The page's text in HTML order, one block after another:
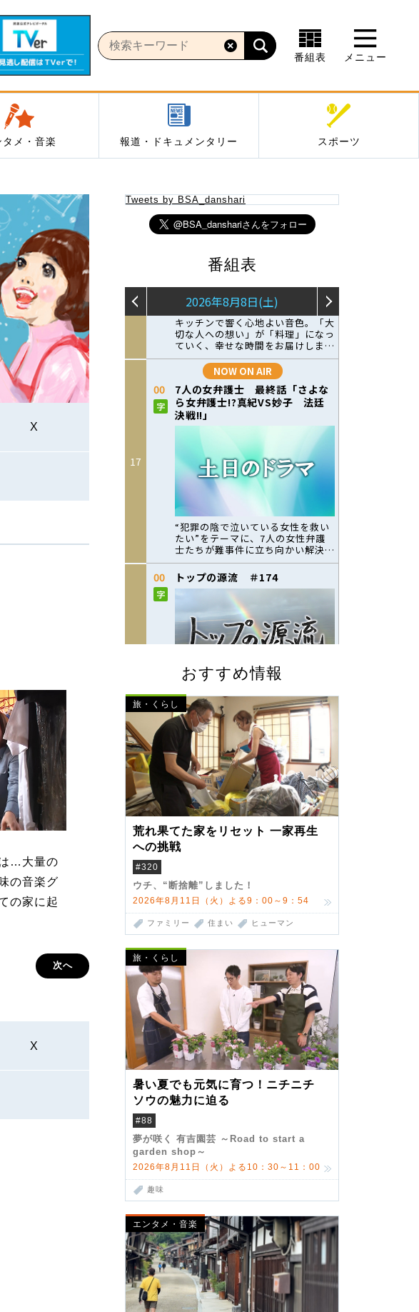
番組表 メニュー
タメ・音楽 報道・ドキュメンタリー スポーツ
X
Tweets by BSA_danshari
番組表
おすすめ情報
旅・くらし
荒れ果てた家をリセット 一家再生
への挑戦
#320
ウチ、“断捨離”しました！
2026年8月11日（火）よる9：00～9：54
ファミリー 住まい ヒューマン
旅・くらし
暑い夏でも元気に育つ！ニチニチ
ソウの魅力に迫る
#88
夢が咲く 有吉園芸 ～Road to start a
garden shop～
2026年8月11日（火）よる10：30～11：00
趣味
エンタメ・音楽
…大量の
の音楽グ
の家に起
次へ
X